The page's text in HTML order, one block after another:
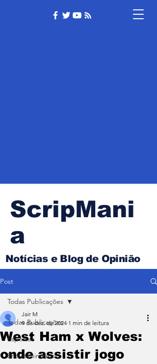
ScripMani
a
Notícias e Blog de Opinião
Post
Todas Publicações
Esportes
Entretenimento
Todas Publicações
West Ham x Wolves:
onde assistir jogo
Jair M
9 de dez. de 2024 1 min de leitura